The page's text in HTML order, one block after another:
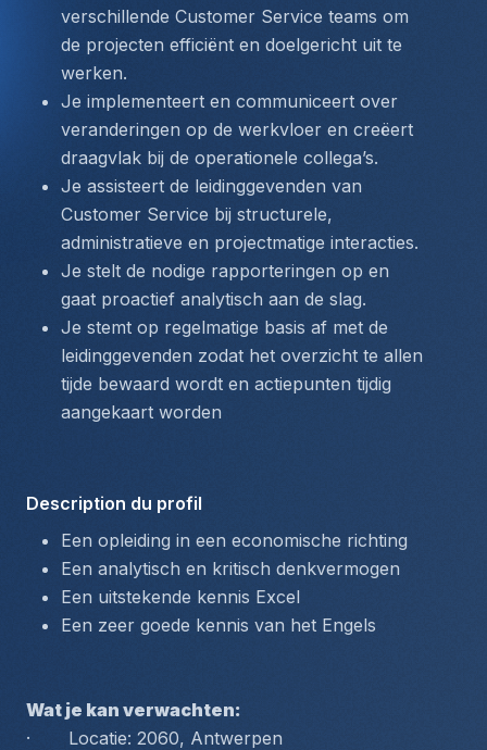
verschillende Customer Service teams om
de projecten efficiënt en doelgericht uit te
werken.
Je implementeert en communiceert over
veranderingen op de werkvloer en creëert
draagvlak bij de operationele collega’s.
Je assisteert de leidinggevenden van
Customer Service bij structurele,
administratieve en projectmatige interacties.
Je stelt de nodige rapporteringen op en
gaat proactief analytisch aan de slag.
Je stemt op regelmatige basis af met de
leidinggevenden zodat het overzicht te allen
tijde bewaard wordt en actiepunten tijdig
aangekaart worden
Description du profil
Een opleiding in een economische richting
Een analytisch en kritisch denkvermogen
Een uitstekende kennis Excel
Een zeer goede kennis van het Engels
Wat je kan verwachten:
·       Locatie: 2060, Antwerpen